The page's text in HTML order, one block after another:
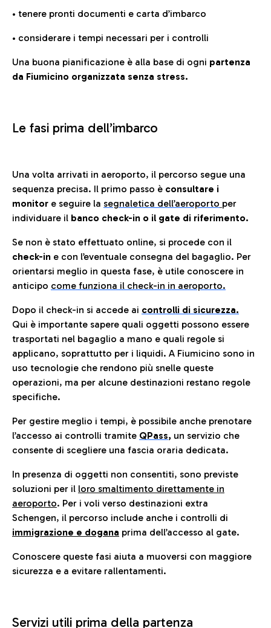
• tenere pronti documenti e carta d’imbarco
• considerare i tempi necessari per i controlli
Una buona pianificazione è alla base di ogni partenza
da Fiumicino organizzata senza stress.
Le fasi prima dell’imbarco
Una volta arrivati in aeroporto, il percorso segue una
sequenza precisa. Il primo passo è consultare i
monitor e seguire la segnaletica dell’aeroporto per
individuare il banco check-in o il gate di riferimento.
Se non è stato effettuato online, si procede con il
check-in e con l’eventuale consegna del bagaglio. Per
orientarsi meglio in questa fase, è utile conoscere in
anticipo come funziona il check-in in aeroporto.
Dopo il check-in si accede ai controlli di sicurezza.
Qui è importante sapere quali oggetti possono essere
trasportati nel bagaglio a mano e quali regole si
applicano, soprattutto per i liquidi. A Fiumicino sono in
uso tecnologie che rendono più snelle queste
operazioni, ma per alcune destinazioni restano regole
specifiche.
Per gestire meglio i tempi, è possibile anche prenotare
l’accesso ai controlli tramite QPass, un servizio che
consente di scegliere una fascia oraria dedicata.
In presenza di oggetti non consentiti, sono previste
soluzioni per il loro smaltimento direttamente in
aeroporto. Per i voli verso destinazioni extra
Schengen, il percorso include anche i controlli di
immigrazione e dogana prima dell’accesso al gate.
Conoscere queste fasi aiuta a muoversi con maggiore
sicurezza e a evitare rallentamenti.
Servizi utili prima della partenza